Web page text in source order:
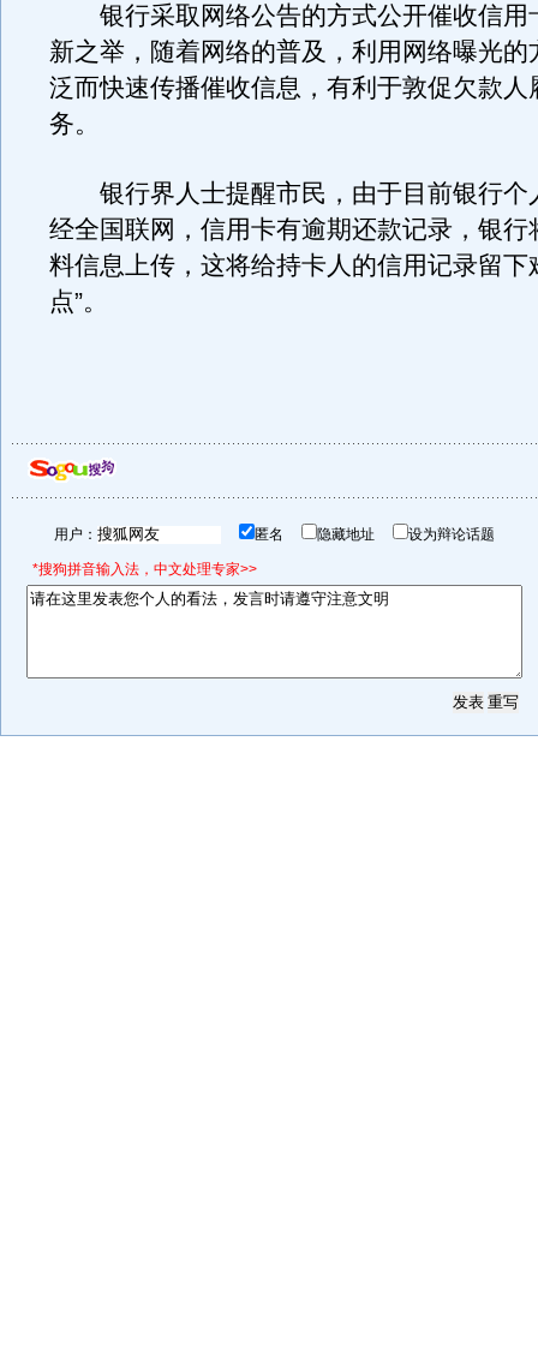
银行采取网络公告的方式公开催收信用
新之举，随着网络的普及，利用网络曝光的
泛而快速传播催收信息，有利于敦促欠款人
务。
银行界人士提醒市民，由于目前银行个
经全国联网，信用卡有逾期还款记录，银行
料信息上传，这将给持卡人的信用记录留下
点”。
用户： 匿名 隐藏地址 设为辩论话题
*搜狗拼音输入法，中文处理专家>>